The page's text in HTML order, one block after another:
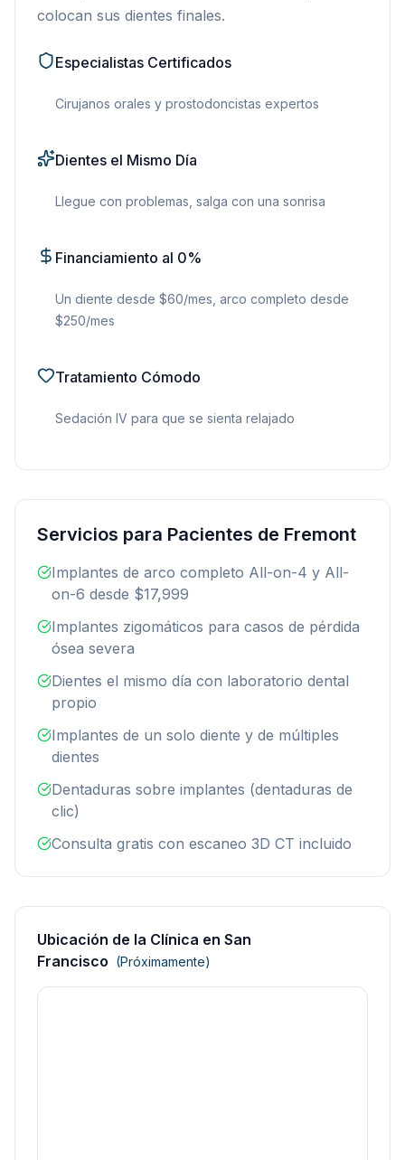
colocan sus dientes finales.
Especialistas Certificados
Cirujanos orales y prostodoncistas expertos
Dientes el Mismo Día
Llegue con problemas, salga con una sonrisa
Financiamiento al 0%
Un diente desde $60/mes, arco completo desde
$250/mes
Tratamiento Cómodo
Sedación IV para que se sienta relajado
Servicios para Pacientes de Fremont
Implantes de arco completo All-on-4 y All-
on-6 desde $17,999
Implantes zigomáticos para casos de pérdida
ósea severa
Dientes el mismo día con laboratorio dental
propio
Implantes de un solo diente y de múltiples
dientes
Dentaduras sobre implantes (dentaduras de
clic)
Consulta gratis con escaneo 3D CT incluido
Ubicación de la Clínica en San
Francisco (Próximamente)